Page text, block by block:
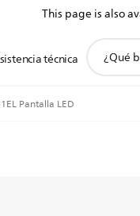
This page is also
técnica
Pantalla LED